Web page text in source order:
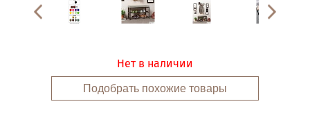
Нет в наличии
Подобрать похожие товары